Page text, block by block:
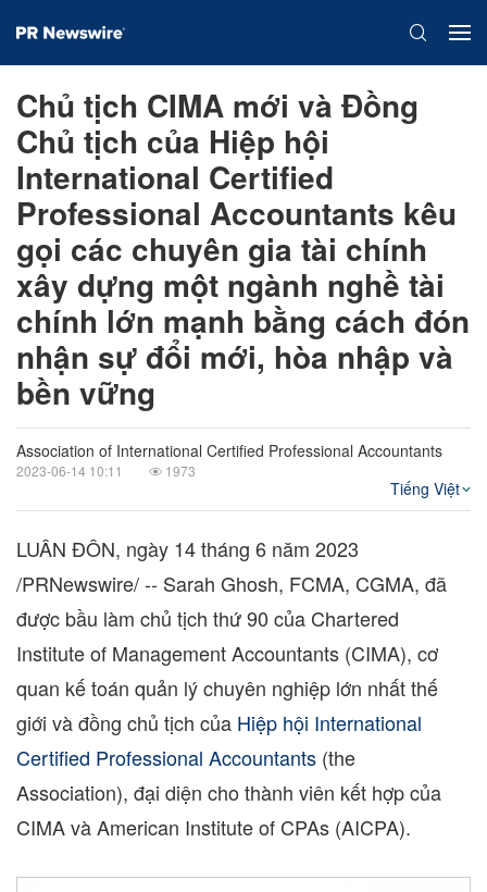
Chủ tịch CIMA mới và Đồng
Chủ tịch của Hiệp hội
International Certified
Professional Accountants kêu
gọi các chuyên gia tài chính
xây dựng một ngành nghề tài
chính lớn mạnh bằng cách đón
nhận sự đổi mới, hòa nhập và
bền vững
Association of International Certified Professional Accountants
2023-06-14 10:11 1973
Tiếng Việt
LUÂN ĐÔN, ngày 14 tháng 6 năm 2023
/PRNewswire/ -- Sarah Ghosh, FCMA, CGMA, đã
được bầu làm chủ tịch thứ 90 của Chartered
Institute of Management Accountants (CIMA), cơ
quan kế toán quản lý chuyên nghiệp lớn nhất thế
giới và đồng chủ tịch của Hiệp hội International
Certified Professional Accountants (the
Association), đại diện cho thành viên kết hợp của
CIMA và American Institute of CPAs (AICPA).